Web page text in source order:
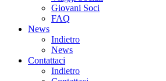
Giovani Soci
FAQ
News
Indietro
News
Contattaci
Indietro